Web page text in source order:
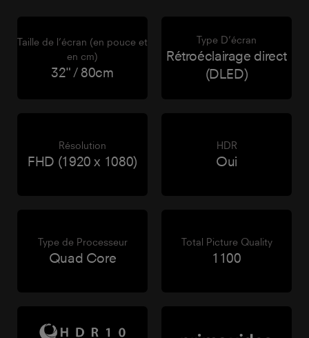
Taille de l’écran (en pouce et
en cm)
32" / 80cm
Type D’écran
Rétroéclairage direct
(DLED)
Résolution
FHD (1920 x 1080)
HDR
Oui
Type de Processeur
Quad Core
Total Picture Quality
1100